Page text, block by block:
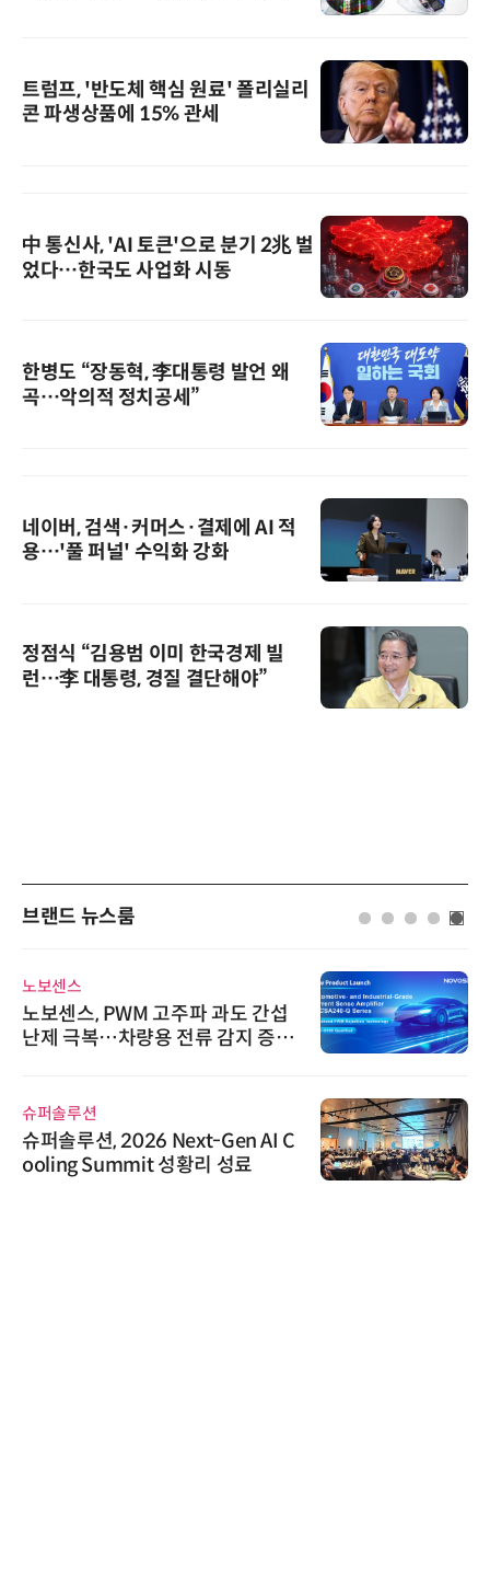
트럼프, '반도체 핵심 원료' 폴리실리
콘 파생상품에 15% 관세
中 통신사, 'AI 토큰'으로 분기 2兆 벌
었다…한국도 사업화 시동
한병도 “장동혁, 李대통령 발언 왜
곡…악의적 정치공세”
네이버, 검색·커머스·결제에 AI 적
용…'풀 퍼널' 수익화 강화
정점식 “김용범 이미 한국경제 빌
런…李 대통령, 경질 결단해야”
브랜드 뉴스룸
노보센스
노보센스, PWM 고주파 과도 간섭
난제 극복…차량용 전류 감지 증폭
슈퍼솔루션
슈퍼솔루션, 2026 Next-Gen AI C
ooling Summit 성황리 성료